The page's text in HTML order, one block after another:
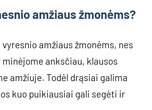
amžiaus žmonėms?
amžiaus žmonėms, nes
anksčiau, klausos
amžiuje. Todėl drąsiai galima
kuo puikiausiai gali segėti ir